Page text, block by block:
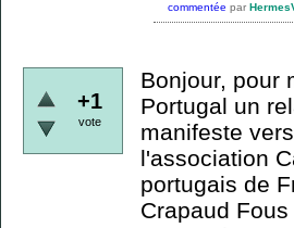
commentée par
+1
vote
Bonjour, pour
Portugal un
manifeste
l'association
portugais de
Crapaud